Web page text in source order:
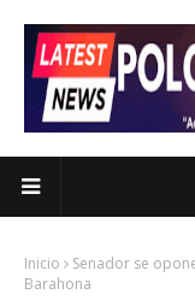
Inicio
Senador se
Barahona